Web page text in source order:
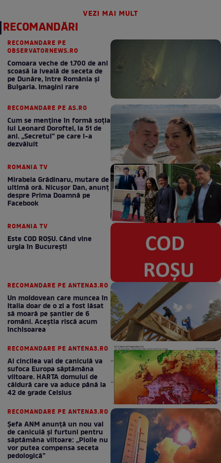
VEZI MAI MULT
RECOMANDĂRI
RECOMANDARE PE
OBSERVATORNEWS.RO
Comoara veche de 1.700 de ani
scoasă la iveală de seceta de
pe Dunăre, între România şi
Bulgaria. Imagini rare
RECOMANDARE PE AS.RO
Cum se menţine în formă soţia
lui Leonard Doroftei, la 51 de
ani. „Secretul” pe care l-a
dezvăluit
ROMANIA TV
Mirabela Grădinaru, mutare de
ultimă oră. Nicuşor Dan, anunţ
despre Prima Doamnă pe
Facebook
ROMANIA TV
Este COD ROŞU. Când vine
urgia în Bucureşti
RECOMANDARE PE ANTENA3.RO
Un moldovean care muncea în
Italia doar de o zi a fost lăsat
să moară pe şantier de 6
români. Aceștia riscă acum
închisoarea
RECOMANDARE PE ANTENA3.RO
Al cincilea val de caniculă va
sufoca Europa săptămâna
viitoare. HARTA domului de
căldură care va aduce până la
42 de grade Celsius
RECOMANDARE PE ANTENA3.RO
Șefa ANM anunță un nou val
de caniculă și furtuni pentru
săptămâna viitoare: „Ploile nu
vor putea compensa seceta
pedologică”